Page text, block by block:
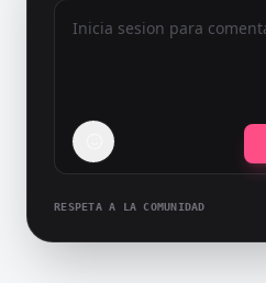
RESPETA A LA COMUNIDAD